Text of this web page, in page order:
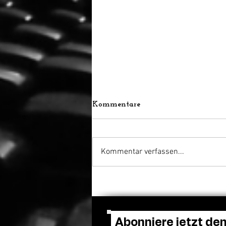
Guadagnino mit dem Cartier
Award
Kommentare
Kommentar verfassen...
Abonniere jetzt